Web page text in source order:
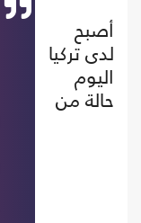
أصبح
لدى تركيا
اليوم
حالة من